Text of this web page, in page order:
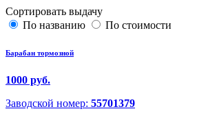
Сортировать выдачу
По названию
По стоимости
Барабан тормозной
1000 руб.
Заводской номер: 55701379